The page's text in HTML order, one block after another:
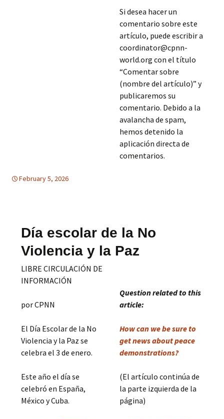
Si desea hacer un
comentario sobre este
artículo, puede escribir a
coordinator@cpnn-
world.org con el título
“Comentar sobre
(nombre del artículo)” y
publicaremos su
comentario. Debido a la
avalancha de spam,
hemos detenido la
aplicación directa de
comentarios.
February 5, 2026
Día escolar de la No
Violencia y la Paz
LIBRE CIRCULACIÓN DE
INFORMACIÓN
por CPNN
El Día Escolar de la No
Violencia y la Paz se
celebra el 3 de enero.
Este año el día se
celebró en España,
México y Cuba.
Question related to this
article:
How can we be sure to
get news about peace
demonstrations?
(El artículo continúa de
la parte izquierda de la
página)